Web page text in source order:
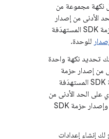
نكهة مجموعة من
الأدنى من إصدار
حزمة SDK وإصدار حزمة SDK المستهدَفة
للوحدة.
تحديد نكهة واحدة
من إصدار حزمة
SDK 21 وإصدار حزمة SDK المستهدَفة
على الحد الأدنى من
إصدار حزمة SDK 24 وإصدار حزمة SDK
لك إنشاء إعدادات